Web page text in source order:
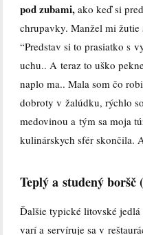
pod zubami, ako keď si
chrupavky. Manžel mi žutie
“Predstav si to prasiatko s
uchu.. A teraz to uško
naplo ma.. Mala som čo
dobroty v žalúdku, rýchlo
medovinou a tým sa moja
kulinárskych sfér skončila.
Teplý a studený boršč
Ďalšie typické litovské
varí a servíruje sa v